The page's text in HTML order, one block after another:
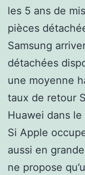
les 5 ans de
pièces
Samsung
détachées
une moyenne
taux de retour
Huawei dans
Si Apple
aussi en
ne propose